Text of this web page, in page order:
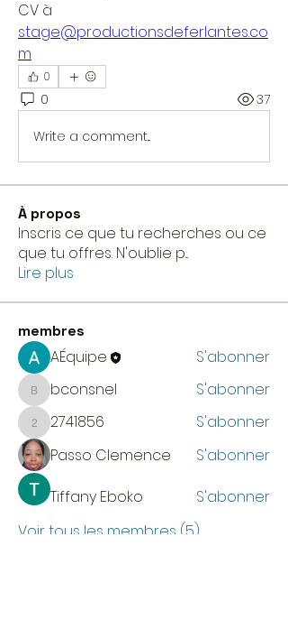
stage@productionsdeferlantes.co
m
0
0 37
Write a comment...
À propos
Inscris ce que tu recherches ou ce
que tu offres. N'oublie p...
Lire plus
membres
AÉquipe S'abonner
bconsnel
bconsnel S'abonner
2741856
2741856
S'abonner
Passo Clemence
S'abonner
Tiffany Eboko
S'abonner
Voir tous les membres (5)